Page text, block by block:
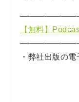
【無料】
・弊社出版の